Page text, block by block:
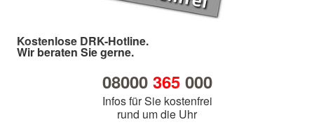
Kostenlose DRK-Hotline.
Wir beraten Sie gerne.
08000 365000
Infos für Sie kostenfrei
rund um die Uhr